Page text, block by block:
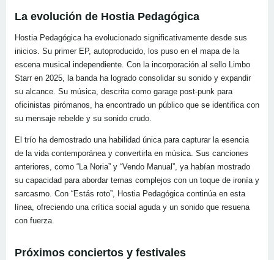
La evolución de Hostia Pedagógica
Hostia Pedagógica ha evolucionado significativamente desde sus
inicios. Su primer EP, autoproducido, los puso en el mapa de la
escena musical independiente. Con la incorporación al sello Limbo
Starr en 2025, la banda ha logrado consolidar su sonido y expandir
su alcance. Su música, descrita como garage post-punk para
oficinistas pirómanos, ha encontrado un público que se identifica con
su mensaje rebelde y su sonido crudo.
El trío ha demostrado una habilidad única para capturar la esencia
de la vida contemporánea y convertirla en música. Sus canciones
anteriores, como “La Noria” y “Vendo Manual”, ya habían mostrado
su capacidad para abordar temas complejos con un toque de ironía y
sarcasmo. Con “Estás roto”, Hostia Pedagógica continúa en esta
línea, ofreciendo una crítica social aguda y un sonido que resuena
con fuerza.
Próximos conciertos y festivales